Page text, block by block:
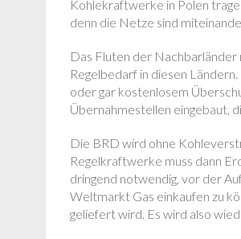
Kohlekraftwerke in Polen
denn die Netze sind
Das Fluten der
Regelbedarf in diesen
oder gar kostenlosem
Übernahmestellen eingebaut,
Die BRD wird ohne
Regelkraftwerke muss dann
dringend notwendig, vor der
Weltmarkt Gas einkaufen zu
geliefert wird. Es wird also